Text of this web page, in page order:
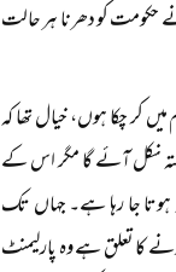
حکومت کو دھرنا ہر حالت
کر چکا ہوں، خیال تھا کہ
نکل آئے گا مگر اس کے
جا رہا ہے۔ جہاں تک
کا تعلق ہے وہ پارلیمنٹ